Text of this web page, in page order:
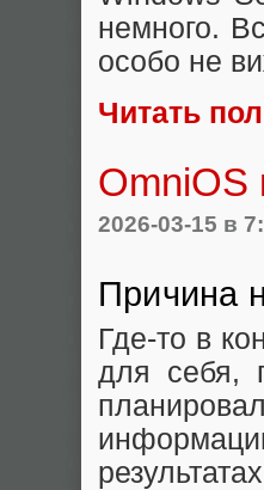
немного.
особо не
Читать
OmniOS
2026-03-15 в
Причина
Где-то в
для себя,